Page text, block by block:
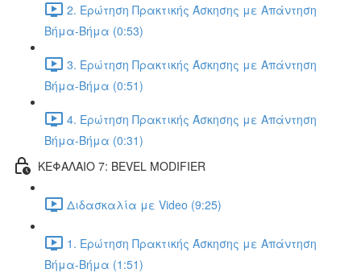
2. Ερώτηση Πρακτικής Άσκησης με Απάντηση
Βήμα-Βήμα (0:53)
3. Ερώτηση Πρακτικής Άσκησης με Απάντηση
Βήμα-Βήμα (0:51)
4. Ερώτηση Πρακτικής Άσκησης με Απάντηση
Βήμα-Βήμα (0:31)
ΚΕΦΑΛΑΙΟ 7: BEVEL MODIFIER
Διδασκαλία με Video (9:25)
1. Ερώτηση Πρακτικής Άσκησης με Απάντηση
Βήμα-Βήμα (1:51)